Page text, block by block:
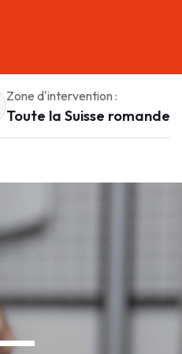
Zone d'intervention :
Toute la Suisse romande